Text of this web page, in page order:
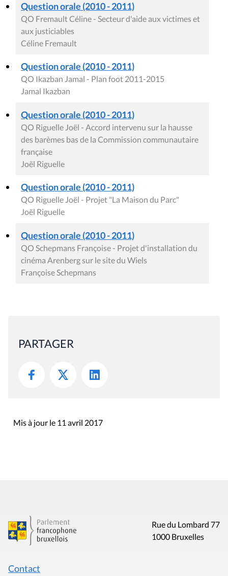
Question orale (2010 - 2011)
QO Fremault Céline - Secteur d'aide aux victimes et
aux justiciables
Céline Fremault
Question orale (2010 - 2011)
QO Ikazban Jamal - Plan foot 2011-2015
Jamal Ikazban
Question orale (2010 - 2011)
QO Riguelle Joël - Accord intervenu sur la hausse
des barèmes bas de la Commission communautaire
française
Joël Riguelle
Question orale (2010 - 2011)
QO Riguelle Joël - Projet "La Maison du Parc"
Joël Riguelle
Question orale (2010 - 2011)
QO Schepmans Françoise - Projet d'installation du
cinéma Arenberg sur le site du Wiels
Françoise Schepmans
PARTAGER
Mis à jour le 11 avril 2017
Rue du Lombard 77
1000 Bruxelles
Contact